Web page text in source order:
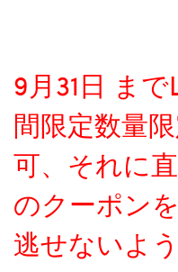
9月31日 ま
間限定数量
可、それに
のクーポン
逃せないよ